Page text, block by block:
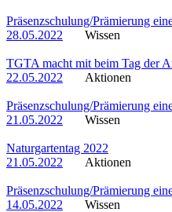
Präsenzschulung/Prämierung
28.05.2022
Wissen
TGTA macht mit beim Tag der
22.05.2022
Aktionen
Präsenzschulung/Prämierung
21.05.2022
Wissen
Naturgartentag 2022
21.05.2022
Aktionen
Präsenzschulung/Prämierung
14.05.2022
Wissen